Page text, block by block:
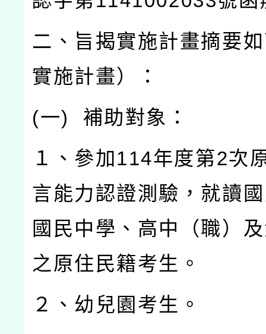
二、旨揭實施計畫摘要
實施計畫）：
(一) 補助對象：
１、參加114年度第2次
言能力認證測驗，就讀
國民中學、高中（職）
之原住民籍考生。
２、幼兒園考生。